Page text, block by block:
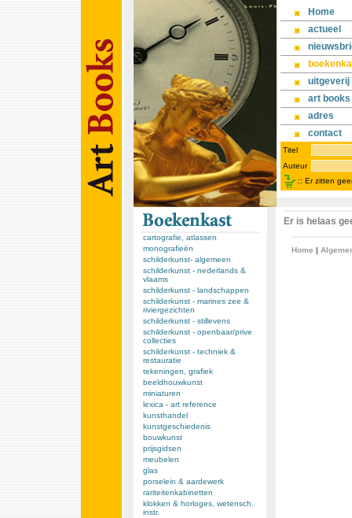
Home
actueel
uitgeverij
art books
adres
contact
Titel
Auteur
:: Er zitten
cartografie, atlassen
monografieën
schilderkunst- algemeen
schilderkunst - nederlands &
vlaams
schilderkunst - landschappen
schilderkunst - marines zee &
riviergezichten
schilderkunst - stillevens
schilderkunst - openbaar/prive
collecties
schilderkunst - techniek &
restauratie
tekeningen, grafiek
beeldhouwkunst
miniaturen
lexica - art reference
kunsthandel
kunstgeschiedenis
bouwkunst
prijsgidsen
meubelen
glas
porselein & aardewerk
rariteitenkabinetten
klokken & horloges, wetensch.
instr.
Er is helaas
Home |